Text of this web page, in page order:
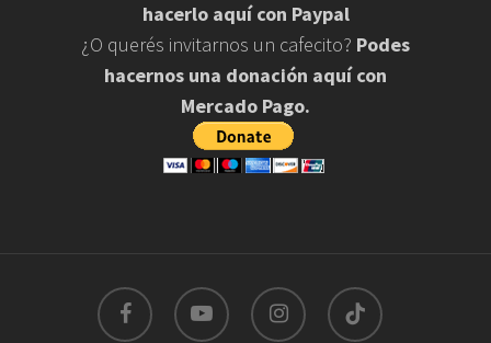
hacerlo aquí con Paypal
¿O querés invitarnos un cafecito? Podes
hacernos una donación aquí con
Mercado Pago.
facebook youtube instagram tiktok